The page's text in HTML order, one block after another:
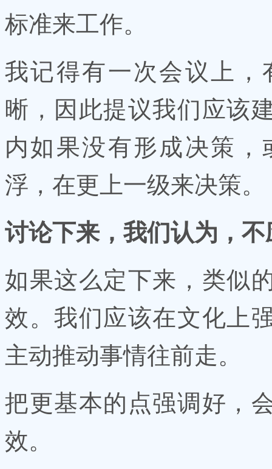
标准来工作。
我记得有一次会议上
晰，因此提议我们应该
内如果没有形成决策
浮，在更上一级来决策。
讨论下来，我们认为，
如果这么定下来，类似
效。我们应该在文化上
主动推动事情往前走。
把更基本的点强调好，
效。